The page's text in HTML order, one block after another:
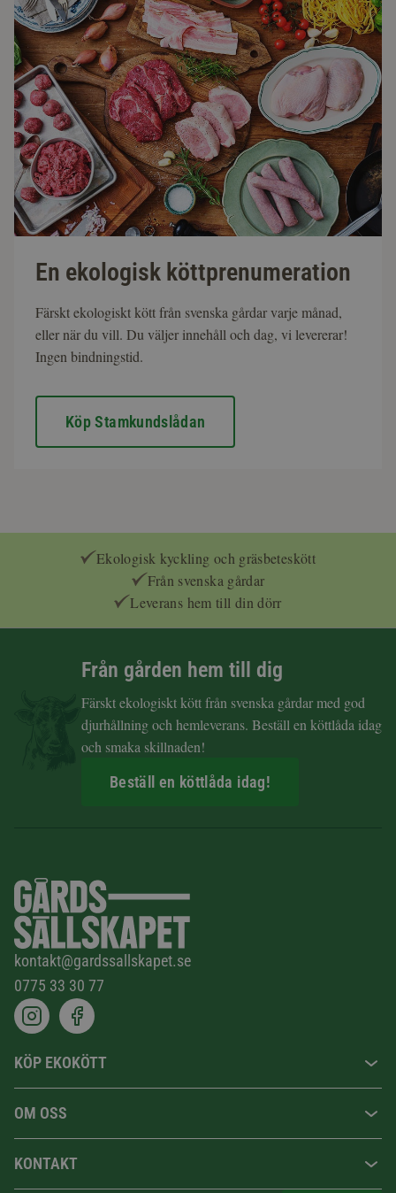
En ekologisk köttprenumeration
Färskt ekologiskt kött från svenska gårdar varje månad,
eller när du vill. Du väljer innehåll och dag, vi levererar!
Ingen bindningstid.
Köp Stamkundslådan
Ekologisk kyckling och gräsbeteskött
Från svenska gårdar
Leverans hem till din dörr
Från gården hem till dig
Färskt ekologiskt kött från svenska gårdar med god
djurhållning och hemleverans. Beställ en köttlåda idag
och smaka skillnaden!
Beställ en köttlåda idag!
kontakt@gardssallskapet.se
0775 33 30 77
KÖP EKOKÖTT
OM OSS
KONTAKT